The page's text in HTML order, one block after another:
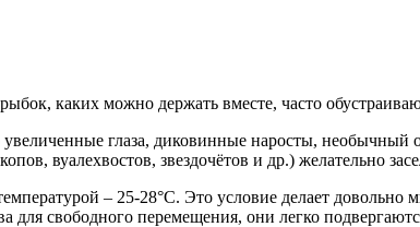
каких можно держать вместе, часто
глаза, диковинные наросты, необычный
вуалехвостов, звездочётов и др.) желательно
– 25-28°С. Это условие делает
свободного перемещения, они легко